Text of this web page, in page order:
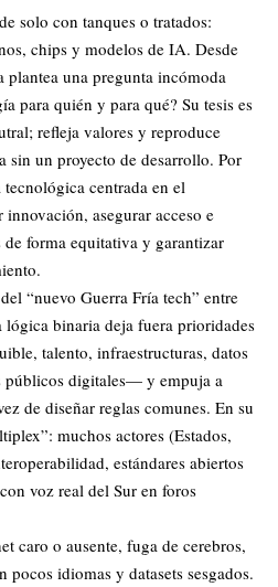
solo con tanques o tratados:
chips y modelos de IA. Desde
plantea una pregunta incómoda
para quién y para qué? Su tesis es
refleja valores y reproduce
sin un proyecto de desarrollo. Por
centrada en el
asegurar acceso e
forma equitativa y garantizar
“nuevo Guerra Fría tech” entre
lógica binaria deja fuera prioridades
talento, infraestructuras, datos
públicos digitales— y empuja a
de diseñar reglas comunes. En su
muchos actores (Estados,
estándares abiertos
voz real del Sur en foros
caro o ausente, fuga de cerebros,
pocos idiomas y datasets sesgados.